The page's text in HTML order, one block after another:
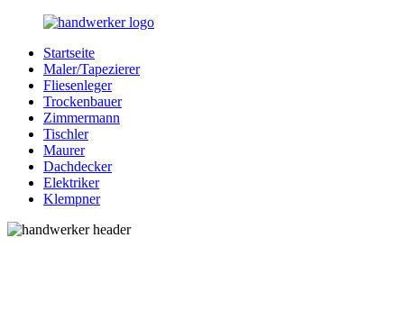
Zurück
Inhalt
Bessere-
Handwerker.de
Handwerker
Ihrer
Nähe
Startseite
Maler/Tapezierer
Fliesenleger
Trockenbauer
Zimmermann
Tischler
Maurer
Dachdecker
Elektriker
Klempner